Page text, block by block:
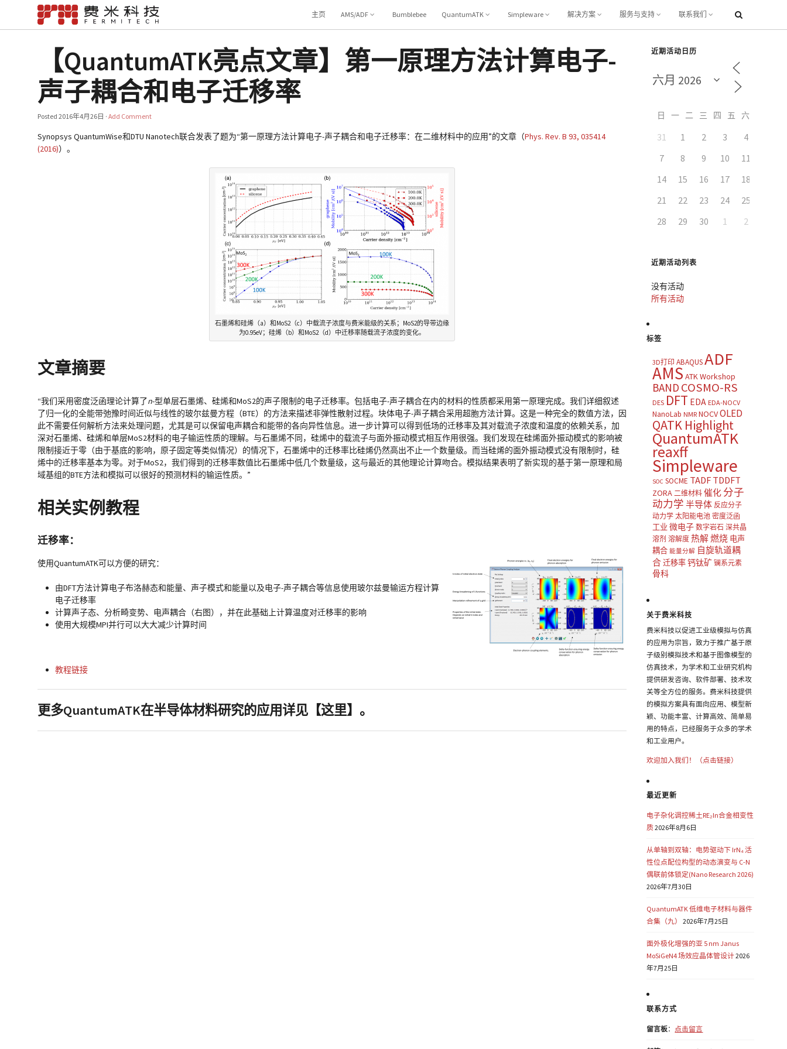
主页 AMS/ADF Bumblebee QuantumATK Simpleware 解决方案 服务与支持 联系我们
【QuantumATK亮点文章】第一原理方法计算电子-
声子耦合和电子迁移率
Posted2016年4月26日 ·Add Comment
Synopsys QuantumWise和DTU Nanotech联合发表了题为“第一原理方法计算电子-声子耦合和电子迁移率：在二维材料中的应用”的文章（Phys. Rev. B 93, 035414
(2016)）。
石墨烯和硅烯（a）和MoS2（c）中载流子浓度与费米能级的关系；MoS2的导带边缘
为0.95eV；硅烯（b）和MoS2（d）中迁移率随载流子浓度的变化。
文章摘要
“我们采用密度泛函理论计算了n-型单层石墨烯、硅烯和MoS2的声子限制的电子迁移率。包括电子-声子耦合在内的材料的性质都采用第一原理完成。我们详细叙述
了归一化的全能带弛豫时间近似与线性的玻尔兹曼方程（BTE）的方法来描述非弹性散射过程。块体电子-声子耦合采用超胞方法计算。这是一种完全的数值方法，因
此不需要任何解析方法来处理问题，尤其是可以保留电声耦合和能带的各向异性信息。进一步计算可以得到低场的迁移率及其对载流子浓度和温度的依赖关系，加
深对石墨烯、硅烯和单层MoS2材料的电子输运性质的理解。与石墨烯不同，硅烯中的载流子与面外振动模式相互作用很强。我们发现在硅烯面外振动模式的影响被
限制接近于零（由于基底的影响，原子固定等类似情况）的情况下，石墨烯中的迁移率比硅烯仍然高出不止一个数量级。而当硅烯的面外振动模式没有限制时，硅
烯中的迁移率基本为零。对于MoS2，我们得到的迁移率数值比石墨烯中低几个数量级，这与最近的其他理论计算吻合。模拟结果表明了新实现的基于第一原理和局
域基组的BTE方法和模拟可以很好的预测材料的输运性质。”
相关实例教程
迁移率：
使用QuantumATK可以方便的研究：
由DFT方法计算电子布洛赫态和能量、声子模式和能量以及电子-声子耦合等信息使用玻尔兹曼输运方程计算
电子迁移率
计算声子态、分析畸变势、电声耦合（右图），并在此基础上计算温度对迁移率的影响
使用大规模MPI并行可以大大减少计算时间
教程链接
更多QuantumATK在半导体材料研究的应用详见【这里】。
近期活动日历
日 一 二 三 四 五
31 1 2 3 4
7
8 9 10 11
14
15 16 17 18
21
22 23 24 25
28
29 30 1 2
近期活动列表
没有活动
所有活动
标签
3D打印 ABAQUSADF
AMS ATK Workshop
BAND COSMO-RS
DES DFT EDA EDA-NOCV
NanoLab NMR NOCVOLED
QATK Highlight
QuantumATK
reaxff
Simpleware
SOC SOCME TADF TDDFT
ZORA 二维材料 催化 分子
动力学 半导体 反应分子
动力学 太阳能电池 密度泛函
工业 微电子 数字岩石 深共晶
溶剂 溶解度 热解燃烧 电声
耦合 能量分解 自旋轨道耦
合迁移率钙钛矿 镧系元素
骨科
关于费米科技
费米科技以促进工业级模拟与仿真
的应用为宗旨，致力于推广基于原
子级别模拟技术和基于图像模型的
仿真技术，为学术和工业研究机构
提供研发咨询、软件部署、技术攻
关等全方位的服务。费米科技提供
的模拟方案具有面向应用、模型新
颖、功能丰富、计算高效、简单易
用的特点，已经服务于众多的学术
和工业用户。
欢迎加入我们！（点击链接）
最近更新
电子杂化调控稀土RE₂In合金相变性
质2026年8月6日
从单轴到双轴：电势驱动下 IrN₄ 活
性位点配位构型的动态演变与 C-N
偶联前体锁定(Nano Research 2026)
2026年7月30日
QuantumATK 低维电子材料与器件
合集（九）
2026年7月25日
面外极化增强的亚 5 nm Janus
MoSiGeN4 场效应晶体管设计2026
年7月25日
联系方式
留言板： 点击留言